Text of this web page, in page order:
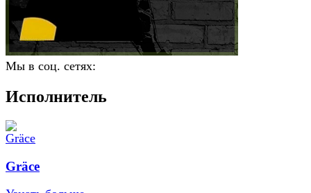
Мы в соц. сетях:
Исполнитель
Gräce